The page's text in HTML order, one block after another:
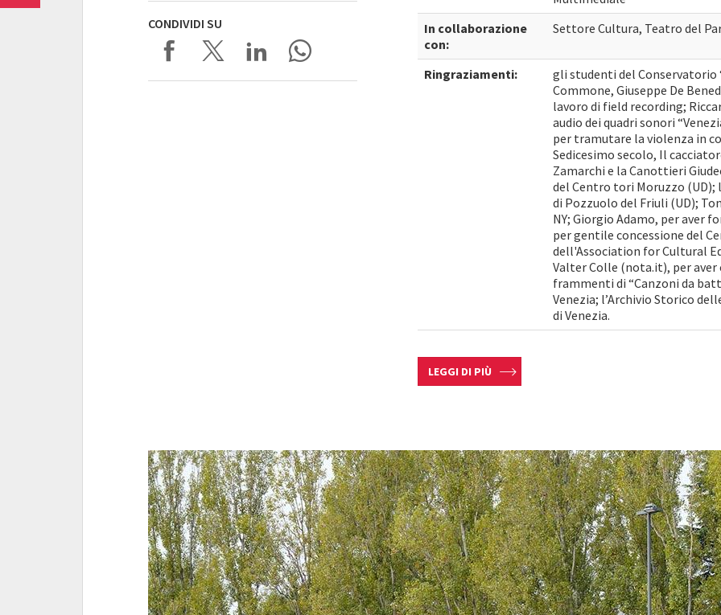
CONDIVIDI SU
In collaborazione
con:
Settore Cultura, Teatro del
Ringraziamenti:
gli studenti del Conservatorio
Commone, Giuseppe De
lavoro di field recording;
audio dei quadri sonori
per tramutare la violenza in
Sedicesimo secolo, Il
Zamarchi e la Canottieri
del Centro tori Moruzzo (UD);
di Pozzuolo del Friuli (UD);
NY; Giorgio Adamo, per aver
per gentile concessione del
dell'Association for Cultural
Valter Colle (nota.it), per
frammenti di “Canzoni da
Venezia; l’Archivio Storico
di Venezia.
LEGGI DI PIÙ